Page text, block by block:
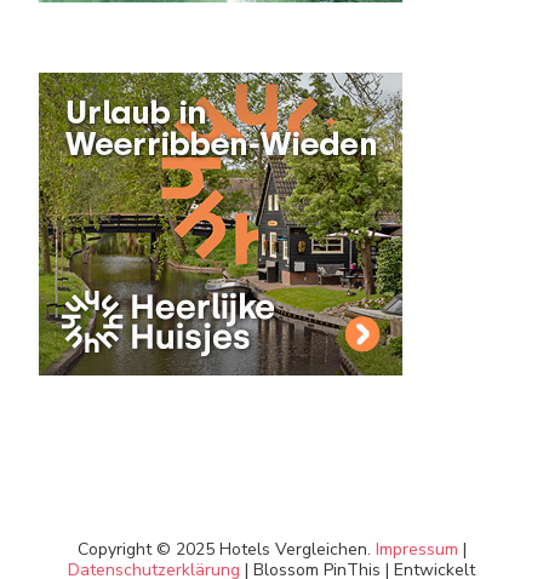
Copyright © 2025 Hotels Vergleichen. Impressum |
Datenschutzerklärung | Blossom PinThis | Entwickelt